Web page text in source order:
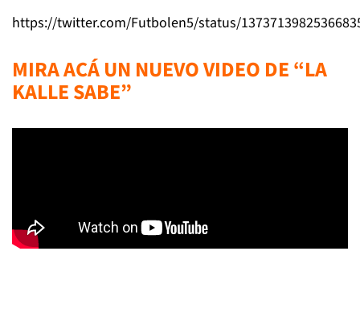
https://twitter.com/Futbolen5/status/
MIRA ACÁ UN NUEVO VIDEO DE “LA
KALLE SABE”